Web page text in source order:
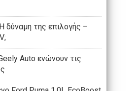
δύναμη της επιλογής –
Auto ενώνουν τις